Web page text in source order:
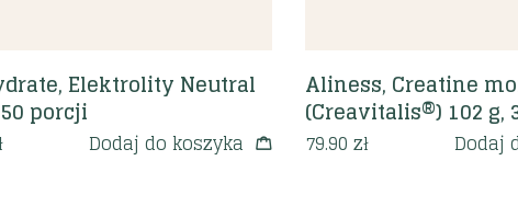
Elektrolity Neutral
porcji
Dodaj do koszyka
Aliness, Creatine
(Creavitalis®) 102 g,
79.90 zł Dodaj